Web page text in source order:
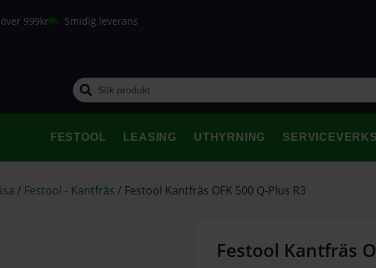
999kr Smidig leverans
FESTOOL LEASING UTHYRNING
/ Festool - Kantfräs / Festool Kantfräs OFK 500 Q-Plus R3
Festool Kantfräs